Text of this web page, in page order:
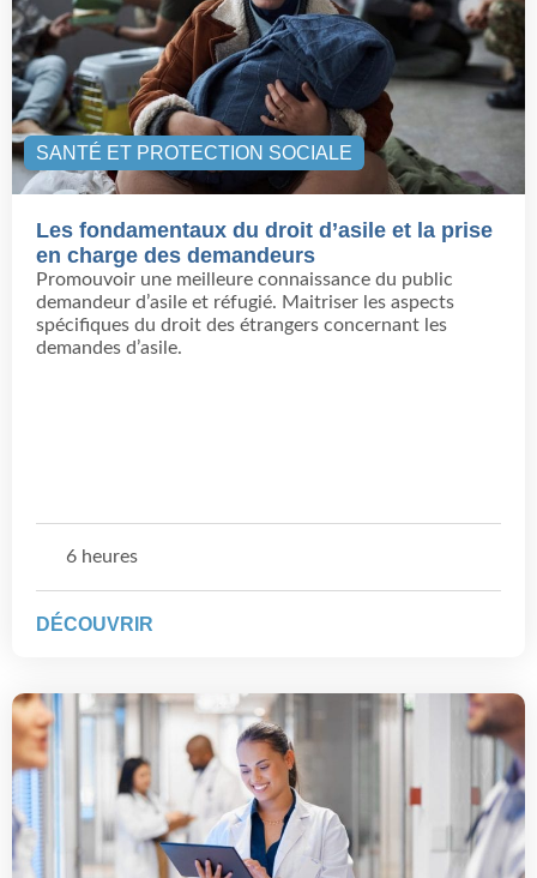
SANTÉ ET PROTECTION SOCIALE
Les fondamentaux du droit d’asile et la prise
en charge des demandeurs
Promouvoir une meilleure connaissance du public
demandeur d’asile et réfugié. Maitriser les aspects
spécifiques du droit des étrangers concernant les
demandes d’asile.
6 heures
DÉCOUVRIR